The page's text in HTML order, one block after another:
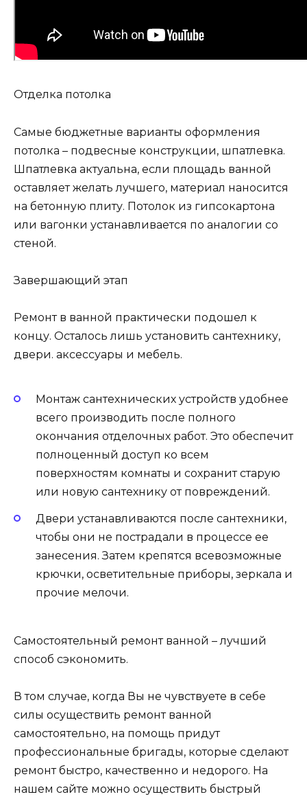
Отделка потолка
Самые бюджетные варианты оформления
потолка – подвесные конструкции, шпатлевка.
Шпатлевка актуальна, если площадь ванной
оставляет желать лучшего, материал наносится
на бетонную плиту. Потолок из гипсокартона
или вагонки устанавливается по аналогии со
стеной.
Завершающий этап
Ремонт в ванной практически подошел к
концу. Осталось лишь установить сантехнику,
двери. аксессуары и мебель.
Монтаж сантехнических устройств удобнее
всего производить после полного
окончания отделочных работ. Это обеспечит
полноценный доступ ко всем
поверхностям комнаты и сохранит старую
или новую сантехнику от повреждений.
Двери устанавливаются после сантехники,
чтобы они не пострадали в процессе ее
занесения. Затем крепятся всевозможные
крючки, осветительные приборы, зеркала и
прочие мелочи.
Самостоятельный ремонт ванной – лучший
способ сэкономить.
В том случае, когда Вы не чувствуете в себе
силы осуществить ремонт ванной
самостоятельно, на помощь придут
профессиональные бригады, которые сделают
ремонт быстро, качественно и недорого. На
нашем сайте можно осуществить быстрый